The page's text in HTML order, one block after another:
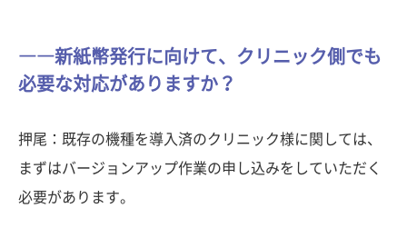
――新紙幣発行に向けて、クリニック側でも
必要な対応がありますか？
押尾：既存の機種を導入済のクリニック様に関しては、
まずはバージョンアップ作業の申し込みをしていただく
必要があります。